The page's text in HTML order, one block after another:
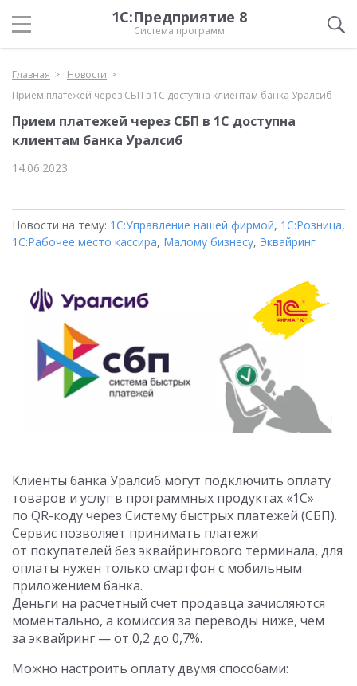
1С:Предприятие 8
Система программ
Главная
Новости
Прием платежей через СБП в 1С доступна клиентам банка Уралсиб
Прием платежей через СБП в 1С доступна
клиентам банка Уралсиб
14.06.2023
Новости на тему: 1С:Управление нашей фирмой, 1С:Розница,
1С:Рабочее место кассира, Малому бизнесу, Эквайринг
Клиенты банка Уралсиб могут подключить оплату
товаров и услуг в программных продуктах «1С»
по QR-коду через Систему быстрых платежей (СБП).
Сервис позволяет принимать платежи
от покупателей без эквайрингового терминала, для
оплаты нужен только смартфон с мобильным
приложением банка.
Деньги на расчетный счет продавца зачисляются
моментально, а комиссия за переводы ниже, чем
за эквайринг — от 0,2 до 0,7%.
Можно настроить оплату двумя способами: